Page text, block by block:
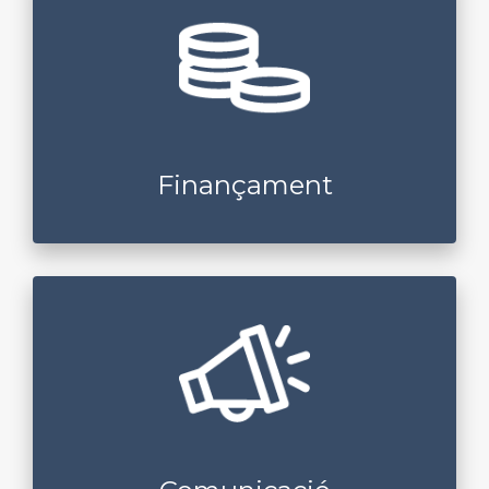
Finançament
Finançament
Suport en la cerca de finançament públic
Accés a mentors experts en finançament privat
Comunicació
Assessorament en comunicació online
Assessorament en identitat de marca, logotip i
manual corporatiu
Vídeo promocional del projecte